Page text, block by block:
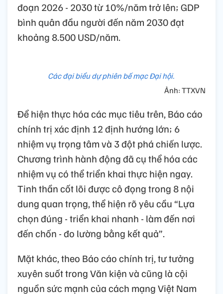
đoạn 2026 - 2030 từ 10%/năm trở lên; GDP
bình quân đầu người đến năm 2030 đạt
khoảng 8.500 USD/năm.
Các đại biểu dự phiên bế mạc Đại hội.
Ảnh: TTXVN
Để hiện thực hóa các mục tiêu trên, Báo cáo
chính trị xác định 12 định hướng lớn; 6
nhiệm vụ trọng tâm và 3 đột phá chiến lược.
Chương trình hành động đã cụ thể hóa các
nhiệm vụ có thể triển khai thực hiện ngay.